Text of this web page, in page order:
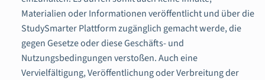
Materialien oder Informationen veröffentlicht und über die
StudySmarter Plattform zugänglich gemacht werde, die
gegen Gesetze oder diese Geschäfts- und
Nutzungsbedingungen verstoßen. Auch eine
Vervielfältigung, Veröffentlichung oder Verbreitung der